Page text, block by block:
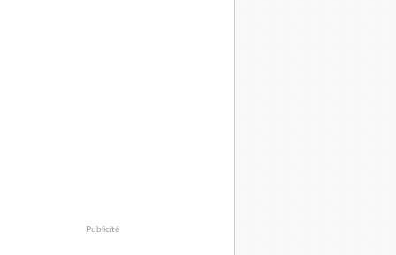
Publicité